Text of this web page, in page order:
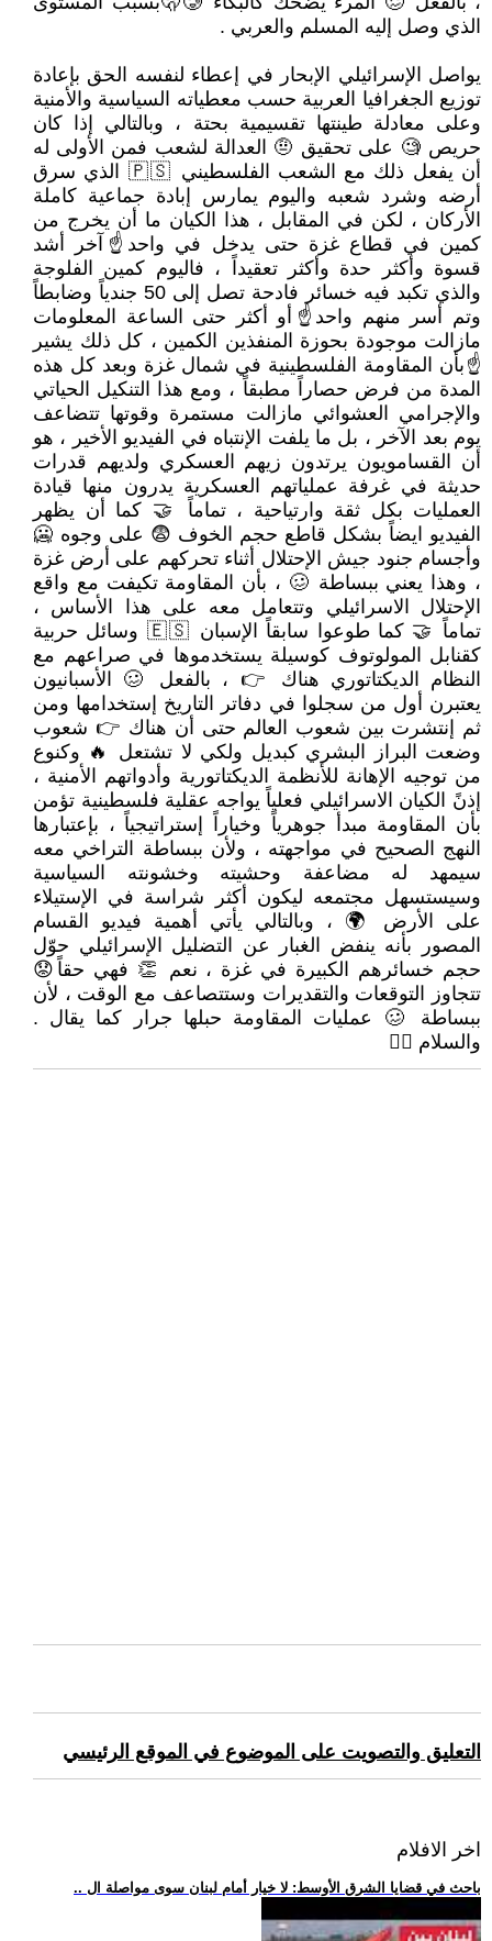
الذي وصل إليه المسلم والعربي .
يواصل الإسرائيلي الإبحار في إعطاء لنفسه الحق بإعادة
توزيع الجغرافيا العربية حسب معطياته السياسية والأمنية
وعلى معادلة طينتها تقسيمية بحتة ، وبالتالي إذا كان
حريص 🧐 على تحقيق 🤨 العدالة لشعب فمن الأولى له
أن يفعل ذلك مع الشعب الفلسطيني 🇵🇸 الذي سرق
أرضه وشرد شعبه واليوم يمارس إبادة جماعية كاملة
الأركان ، لكن في المقابل ، هذا الكيان ما أن يخرج من
كمين في قطاع غزة حتى يدخل في واحد☝آخر أشد
قسوة وأكثر حدة وأكثر تعقيداً ، فاليوم كمين الفلوجة
والذي تكبد فيه خسائر فادحة تصل إلى 50 جندياً وضابطاً
وتم أسر منهم واحد☝أو أكثر حتى الساعة المعلومات
مازالت موجودة بحوزة المنفذين الكمين ، كل ذلك يشير
☝بأن المقاومة الفلسطينية في شمال غزة وبعد كل هذه
المدة من فرض حصاراً مطبقاً ، ومع هذا التنكيل الحياتي
والإجرامي العشوائي مازالت مستمرة وقوتها تتضاعف
يوم بعد الآخر ، بل ما يلفت الإنتباه في الفيديو الأخير ، هو
أن القسامويون يرتدون زيهم العسكري ولديهم قدرات
حديثة في غرفة عملياتهم العسكرية يدرون منها قيادة
العمليات بكل ثقة وارتياحية ، تماماً 🤝 كما أن يظهر
الفيديو ايضاً بشكل قاطع حجم الخوف 😨 على وجوه 🥶
وأجسام جنود جيش الإحتلال أثناء تحركهم على أرض غزة
، وهذا يعني ببساطة 🥴 ، بأن المقاومة تكيفت مع واقع
الإحتلال الاسرائيلي وتتعامل معه على هذا الأساس ،
تماماً 🤝 كما طوعوا سابقاً الإسبان 🇪🇸 وسائل حربية
كقنابل المولوتوف كوسيلة يستخدموها في صراعهم مع
النظام الديكتاتوري هناك 👉 ، بالفعل 🥴 الأسبانيون
يعتبرن أول من سجلوا في دفاتر التاريخ إستخدامها ومن
ثم إنتشرت بين شعوب العالم حتى أن هناك 👉 شعوب
وضعت البراز البشري كبديل ولكي لا تشتعل 🔥 وكنوع
من توجيه الإهانة للأنظمة الديكتاتورية وأدواتهم الأمنية ،
إذنً الكيان الاسرائيلي فعلياً يواجه عقلية فلسطينية تؤمن
بأن المقاومة مبدأ جوهرياً وخياراً إستراتيجياً ، بإعتبارها
النهج الصحيح في مواجهته ، ولأن ببساطة التراخي معه
سيمهد له مضاعفة وحشيته وخشونته السياسية
وسيستسهل مجتمعه ليكون أكثر شراسة في الإستيلاء
على الأرض 🌍 ، وبالتالي يأتي أهمية فيديو القسام
المصور بأنه ينفض الغبار عن التضليل الإسرائيلي حوّل
حجم خسائرهم الكبيرة في غزة ، نعم 👏 فهي حقاً😟
تتجاوز التوقعات والتقديرات وستتصاعف مع الوقت ، لأن
ببساطة 🥴 عمليات المقاومة حبلها جرار كما يقال .
والسلام 🙋‍♂
التعليق والتصويت على الموضوع في الموقع الرئيسي
اخر الافلام
.. باحث في قضايا الشرق الأوسط: لا خيار أمام لبنان سوى مواصلة ال